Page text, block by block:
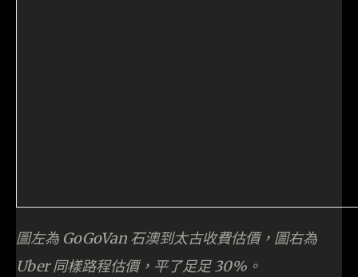
圖左為 GoGoVan 石澳到太古收費估價，圖右為
Uber 同樣路程估價，平了足足 30%。